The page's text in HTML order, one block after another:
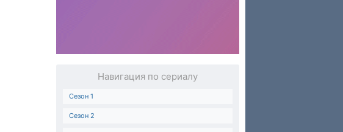
Навигация по сериалу
Сезон 1
Сезон 2